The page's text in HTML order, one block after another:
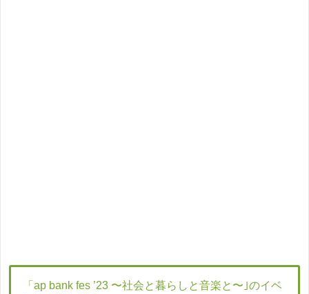
「ap bank fes ’23 〜社会と暮らしと音楽と〜｣のイベ